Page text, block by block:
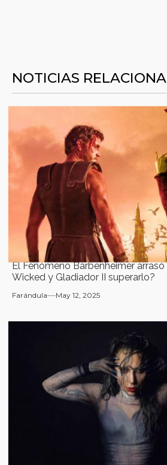
NOTICIAS
El Fenómeno Barbenheimer
Wicked y Gladiador II superarlo?
Farándula May 12, 2025